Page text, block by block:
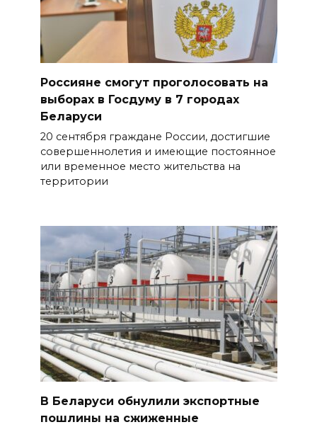
Россияне смогут проголосовать на
выборах в Госдуму в 7 городах
Беларуси
20 сентября граждане России, достигшие
совершеннолетия и имеющие постоянное
или временное место жительства на
территории
В Беларуси обнулили экспортные
пошлины на сжиженные